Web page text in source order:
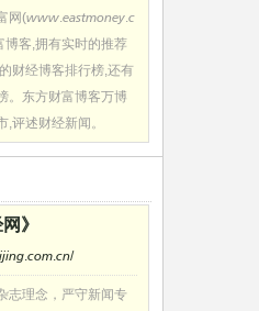
网(www.eastmoney.c
客,拥有实时的推荐
财经博客排行榜,还有
。东方财富博客万博
评述财经新闻。
》
理念，严守新闻专